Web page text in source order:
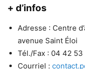
+ d’infos
Adresse : Centre
avenue Saint Éloi
Tél./Fax : 04 42
Courriel :